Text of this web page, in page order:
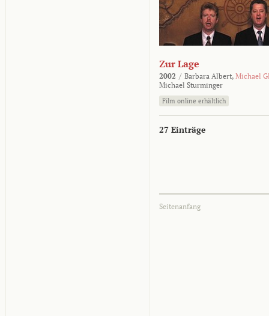
Zur Lage
2002 / Barbara Albert, Michael
Michael Sturminger
Film online erhältlich
27 Einträge
Seitenanfang